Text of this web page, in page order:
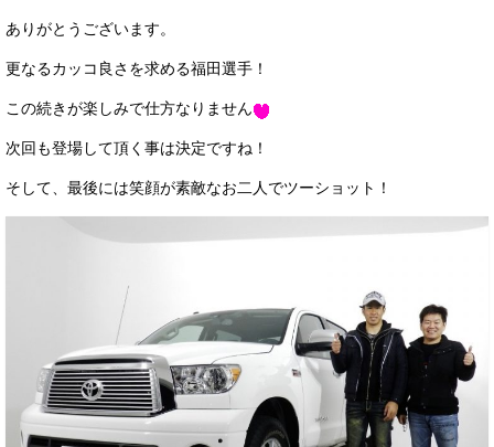
ありがとうございます。
更なるカッコ良さを求める福田選手！
この続きが楽しみで仕方なりません
次回も登場して頂く事は決定ですね！
そして、最後には笑顔が素敵なお二人でツーショット！